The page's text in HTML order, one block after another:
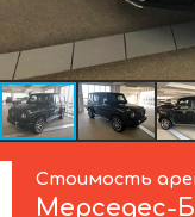
Стоимость
Мерседес-